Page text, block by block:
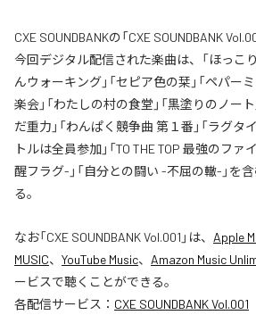
CXE SOUNDBANKの「CXE SOUNDBANK
今回デジタル配信された楽曲は、「ほっこ
んウォーキング」「セピア色の栞」「ペパー
楽会」「わたしの村の食堂」「黒塗りのノート
だ重力」「わんぱく競争曲 第１番」「ラグタ
トルは全員参加」「TO THE TOP 最強のファ
醒フラグ-」「自分との闘い -不屈の轍-」を
る。
なお「CXE SOUNDBANK Vol.001 」は、 Apple
MUSIC、 YouTube Music、 Amazon Music
ービスで聴くことができる。
各配信サービス： CXE SOUNDBANK Vol.001